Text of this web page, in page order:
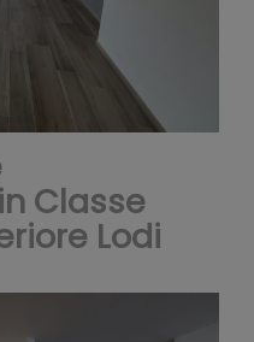
Classe
Lodi